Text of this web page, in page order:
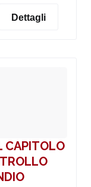
Dettagli
CAPITOLO